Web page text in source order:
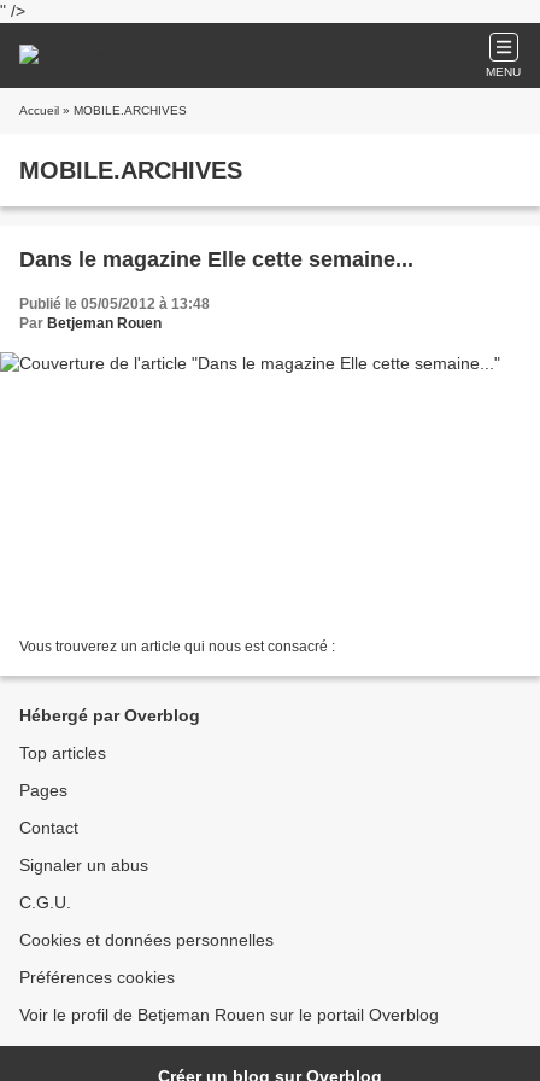
" />
MENU
Accueil » MOBILE.ARCHIVES
MOBILE.ARCHIVES
Dans le magazine Elle cette semaine...
Publié le 05/05/2012 à 13:48
Par Betjeman Rouen
Vous trouverez un article qui nous est consacré :
Hébergé par Overblog
Top articles
Pages
Contact
Signaler un abus
C.G.U.
Cookies et données personnelles
Préférences cookies
Voir le profil de Betjeman Rouen sur le portail Overblog
Créer un blog sur Overblog